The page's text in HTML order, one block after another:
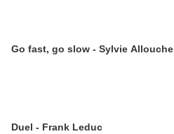
Go fast, go slow - Sylvie Allouche
Duel - Frank Leduc